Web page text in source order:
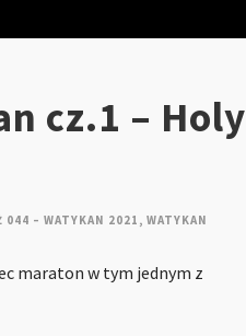
cz.1 – Holy
044 – WATYKAN 2021 , WATYKAN
maraton w tym jednym z